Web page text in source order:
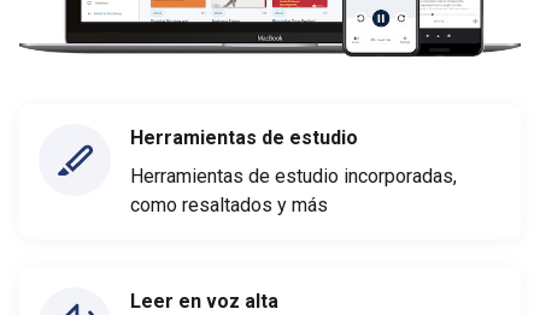
Herramientas de estudio
Herramientas de estudio incorporadas,
como resaltados y más
Leer en voz alta